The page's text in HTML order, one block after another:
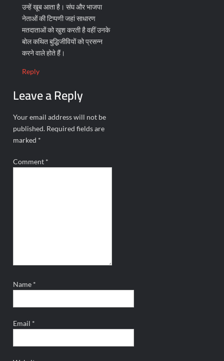
उन्हें खूब आता है। संघ और भाजपा
नेताओं की टिप्पणी जहां साधारण
मतदाताओं को खुश करती है वहीं उनके
बोल कथित बुद्धिजीवियों को प्रसन्न
करने वाले होते हैं।
Reply
Leave a Reply
Your email address will not be
published. Required fields are
marked *
Comment *
Name *
Email *